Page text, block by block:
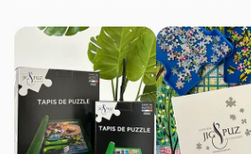
EAN
Nombre de pièces 3000